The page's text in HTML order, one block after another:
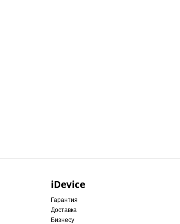
iDevice
Гарантия
Доставка
Бизнесу